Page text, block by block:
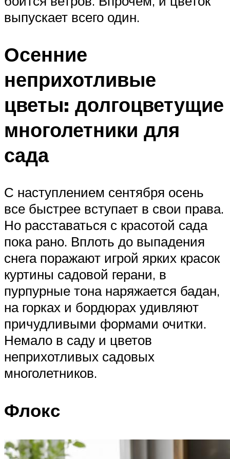
выпускает всего один.
Осенние
неприхотливые
цветы: долгоцветущие
многолетники для
сада
С наступлением сентября осень
все быстрее вступает в свои права.
Но расставаться с красотой сада
пока рано. Вплоть до выпадения
снега поражают игрой ярких красок
куртины садовой герани, в
пурпурные тона наряжается бадан,
на горках и бордюрах удивляют
причудливыми формами очитки.
Немало в саду и цветов
неприхотливых садовых
многолетников.
Флокс